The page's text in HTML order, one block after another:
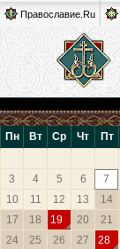
Православие.Ru
Пн Вт Ср Чт Пт
3
4 5 6 7
10
11 12 13 14
17
18 19 20 21
24
25 26 27 28